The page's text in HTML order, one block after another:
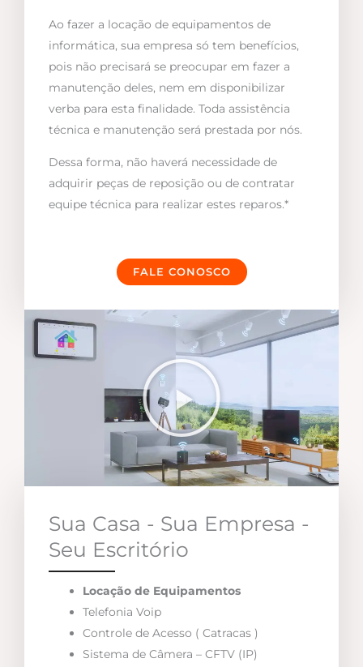
Ao fazer a locação de equipamentos de
informática, sua empresa só tem benefícios,
pois não precisará se preocupar em fazer a
manutenção deles, nem em disponibilizar
verba para esta finalidade. Toda assistência
técnica e manutenção será prestada por nós.
Dessa forma, não haverá necessidade de
adquirir peças de reposição ou de contratar
equipe técnica para realizar estes reparos.*
FALE CONOSCO
Sua Casa - Sua Empresa -
Seu Escritório
Locação de Equipamentos
Telefonia Voip
Controle de Acesso ( Catracas )
Sistema de Câmera – CFTV (IP)